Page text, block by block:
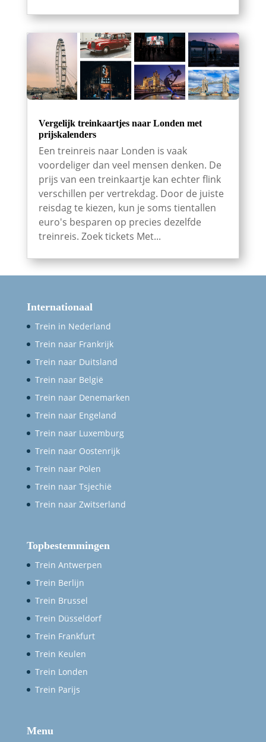
Vergelijk treinkaartjes naar Londen met
prijskalenders
Een treinreis naar Londen is vaak
voordeliger dan veel mensen denken. De
prijs van een treinkaartje kan echter flink
verschillen per vertrekdag. Door de juiste
reisdag te kiezen, kun je soms tientallen
euro's besparen op precies dezelfde
treinreis. Zoek tickets Met...
Internationaal
Trein in Nederland
Trein naar Frankrijk
Trein naar Duitsland
Trein naar België
Trein naar Denemarken
Trein naar Engeland
Trein naar Luxemburg
Trein naar Oostenrijk
Trein naar Polen
Trein naar Tsjechië
Trein naar Zwitserland
Topbestemmingen
Trein Antwerpen
Trein Berlijn
Trein Brussel
Trein Düsseldorf
Trein Frankfurt
Trein Keulen
Trein Londen
Trein Parijs
Menu